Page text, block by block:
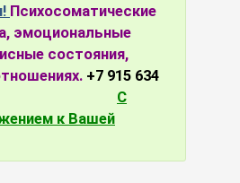
Психосоматические
эмоциональные
состояния,
+7 915 634
С
к Вашей